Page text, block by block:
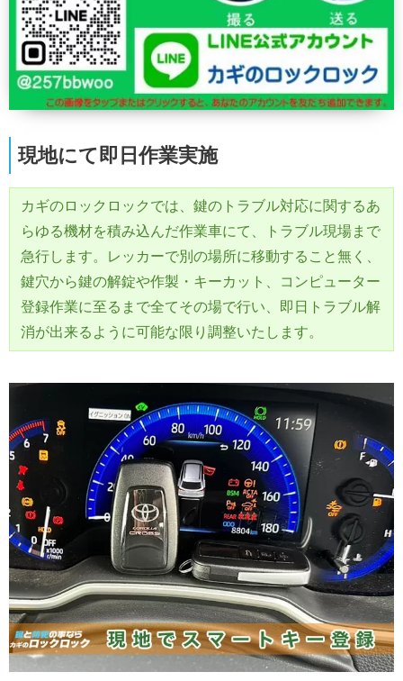
現地にて即日作業実施
カギのロックロックでは、鍵のトラブル対応に関するあ
らゆる機材を積み込んだ作業車にて、トラブル現場まで
急行します。レッカーで別の場所に移動すること無く、
鍵穴から鍵の解錠や作製・キーカット、コンピューター
登録作業に至るまで全てその場で行い、即日トラブル解
消が出来るように可能な限り調整いたします。